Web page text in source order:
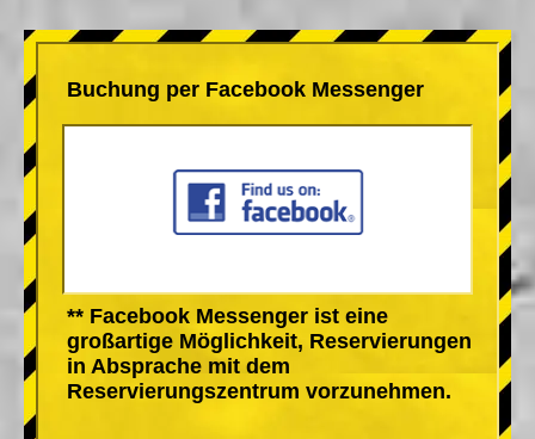
Buchung per Facebook Messenger
** Facebook Messenger ist eine
großartige Möglichkeit, Reservierungen
in Absprache mit dem
Reservierungszentrum vorzunehmen.